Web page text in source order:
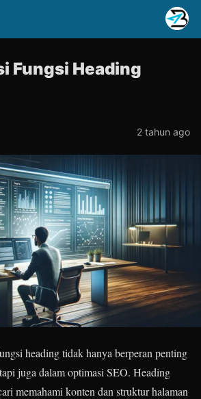
Fungsi Heading
2 tahun ago
heading tidak hanya berperan penting
juga dalam optimasi SEO. Heading
memahami konten dan struktur halaman